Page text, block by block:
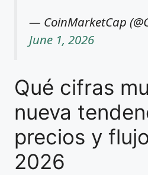
— CoinMarketCap
June 1, 2026
Qué cifras
nueva
precios y
2026